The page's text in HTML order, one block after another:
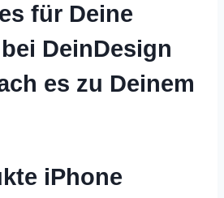
für Deine
DeinDesign
es zu Deinem
iPhone